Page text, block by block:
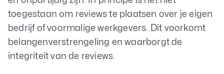
toegestaan om reviews te plaatsen over je eigen
bedrijf of voormalige werkgevers. Dit voorkomt
belangenverstrengeling en waarborgt de
integriteit van de reviews.